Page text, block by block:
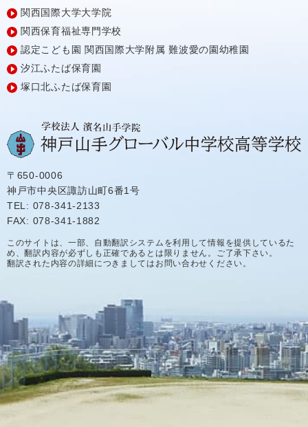
関西国際大学大学院
関西保育福祉専門学校
認定こども園 関西国際大学附属 難波愛の園幼稚園
汐江ふたば保育園
塚口北ふたば保育園
〒650-0006
神戸市中央区諏訪山町6番1号
TEL: 078-341-2133
FAX: 078-341-1882
このサイトは、一部、自動翻訳システムを利用して情報を提供しているた
め、翻訳内容が必ずしも正確であるとは限りません。ご了承下さい。
翻訳された内容の詳細につきましてはお問い合わせください。